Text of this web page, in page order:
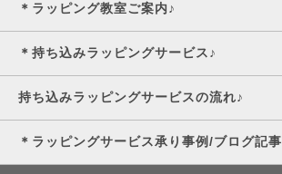
＊ラッピング教室ご案内♪
＊持ち込みラッピングサービス♪
持ち込みラッピングサービスの流れ♪
＊ラッピングサービス承り事例/ブログ記事